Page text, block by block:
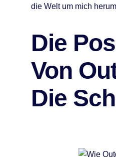
die Welt um mich
Die
Von
Die